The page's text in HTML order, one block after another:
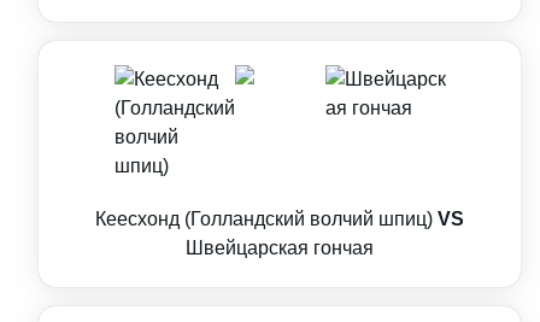
Кеесхонд (Голландский волчий шпиц) VS
Швейцарская гончая